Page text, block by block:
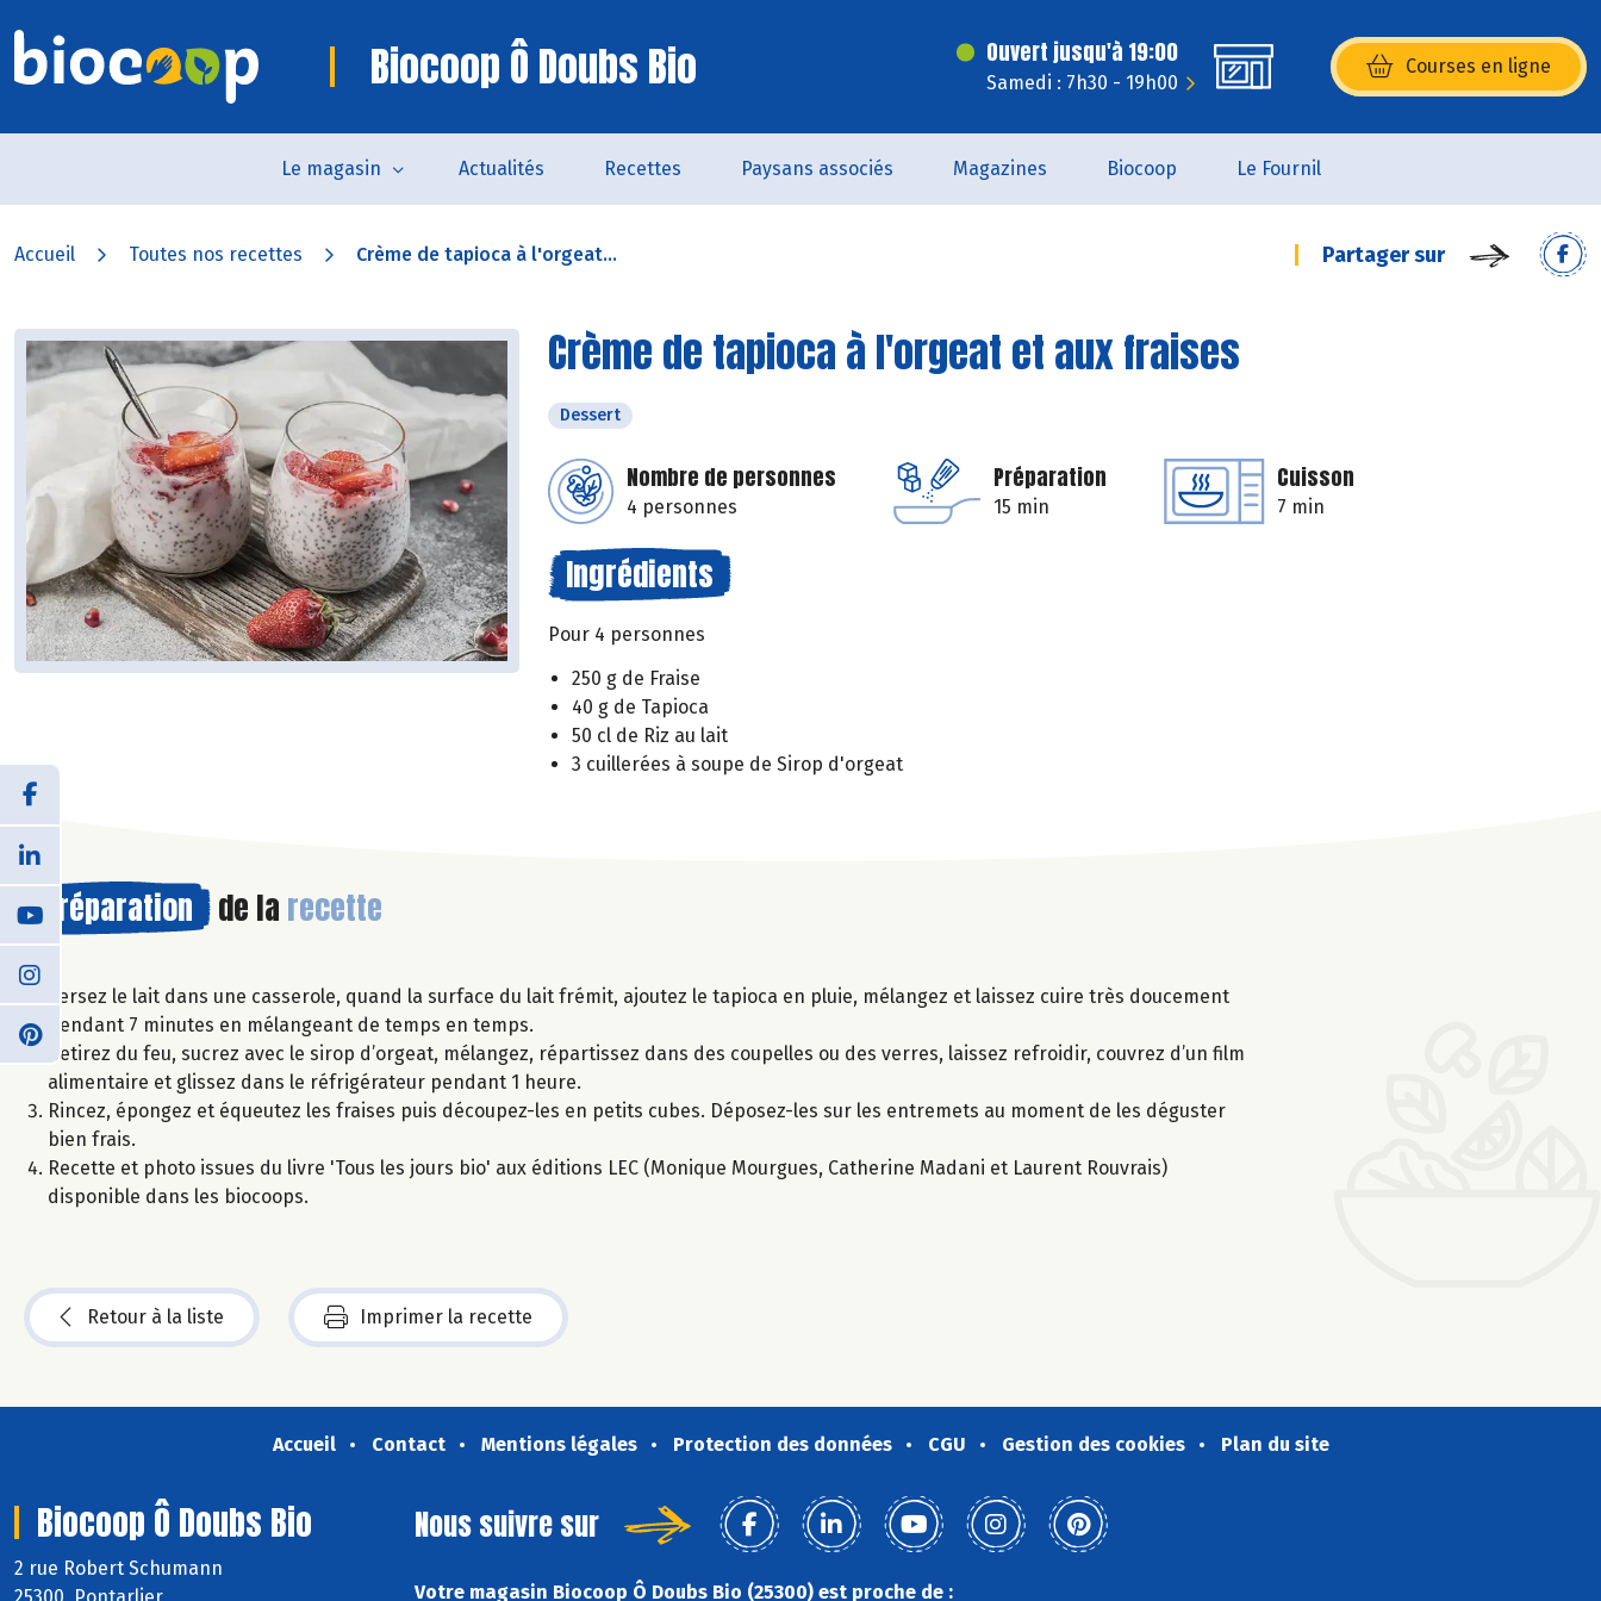
Biocoop Ô Doubs Bio Ouvert jusqu'à 19:00
Samedi : 7h30 - 19h00
Courses en ligne
(s’ouvre dans une nouvelle
Le magasin Actualités Recettes Paysans associés Magazines Biocoop Le Fournil
Accueil Toutes nos recettes Crème de tapioca à l'orgeat... Partager sur
Crème de tapioca à l'orgeat et aux fraises
Dessert
Nombre de personnes
4 personnes
Préparation
15 min
Cuisson
7 min
Ingrédients
Pour 4 personnes
250 g de Fraise
40 g de Tapioca
50 cl de Riz au lait
3 cuillerées à soupe de Sirop d'orgeat
Préparation de la recette
Versez le lait dans une casserole, quand la surface du lait frémit, ajoutez le tapioca en pluie, mélangez et laissez cuire très doucement
pendant 7 minutes en mélangeant de temps en temps.
Retirez du feu, sucrez avec le sirop d’orgeat, mélangez, répartissez dans des coupelles ou des verres, laissez refroidir, couvrez d’un film
alimentaire et glissez dans le réfrigérateur pendant 1 heure.
Rincez, épongez et équeutez les fraises puis découpez-les en petits cubes. Déposez-les sur les entremets au moment de les déguster
bien frais.
Recette et photo issues du livre 'Tous les jours bio' aux éditions LEC (Monique Mourgues, Catherine Madani et Laurent Rouvrais)
disponible dans les biocoops.
Retour à la liste Imprimer la recette
Accueil Contact Mentions légales Protection des données CGU Gestion des cookies Plan du site
Biocoop Ô Doubs Bio
2 rue Robert Schumann
25300 Pontarlier
Nous suivre sur
Votre magasin Biocoop Ô Doubs Bio (25300) est proche de :